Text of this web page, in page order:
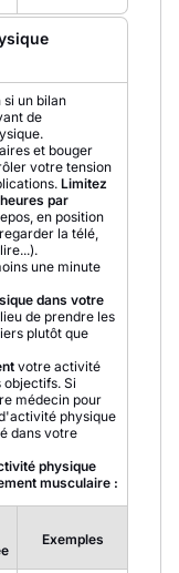
un bilan
de
et bouger
votre tension
Limitez
par
en position
la télé,
une minute
dans votre
de prendre les
plutôt que
votre activité
Si
médecin pour
physique
dans votre
physique
musculaire :
Exemples